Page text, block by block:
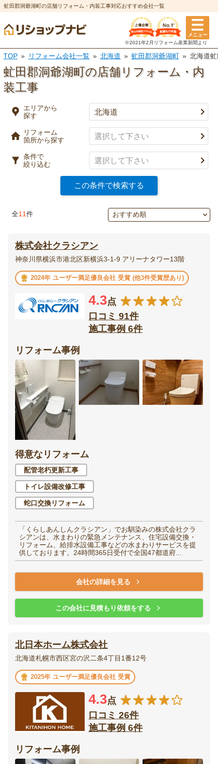
虻田郡洞爺湖町の店舗リフォーム・内装工事対応おすすめ会社一覧
メニュー
※2021年2月リフォーム産業新聞より
TOP リフォーム会社一覧 北海道 虻田郡洞爺湖町 北海道
虻田郡洞爺湖町の店舗リフォーム・内
装工事
エリアから
探す
リフォーム
箇所から探す
条件で
絞り込む
この条件で検索する
リフォーム箇所
選択を全て解除
トイレ 洗面所
屋根塗装・
屋根
エクステリア・
外構
ベランダ・
バルコニー
ウッドデッキ
テラス・
サンルーム
ガレージ
オーニング
リビング
洋室（子供部屋・寝
室）
廊下
玄関 エントランス
リノベーション
その他
エリアから探す
都道府県
市区町村
決定
※複数選択可
特徴
実績
口コミ有り
決済方法
全11件
株式会社クラシアン
神奈川県横浜市港北区新横浜3-1-9 アリーナタワー13階
2024年 ユーザー満足優良会社 受賞 (他3件受賞歴あり)
4.3点
口コミ 91件
施工事例 6件
リフォーム事例
得意なリフォーム
配管老朽更新工事
トイレ設備改修工事
蛇口交換リフォーム
「くらしあんしんクラシアン」でお馴染みの株式会社クラ
シアンは、水まわりの緊急メンテナンス、住宅設備交換・
リフォーム、給排水設備工事などの水まわりサービスを提
供しております。24時間365日受付で全国47都道府...
会社の詳細を見る
この会社に見積もり依頼をする
北日本ホーム株式会社
北海道札幌市西区宮の沢二条4丁目1番12号
2025年 ユーザー満足優良会社 受賞
4.3点
口コミ 26件
施工事例 6件
リフォーム事例